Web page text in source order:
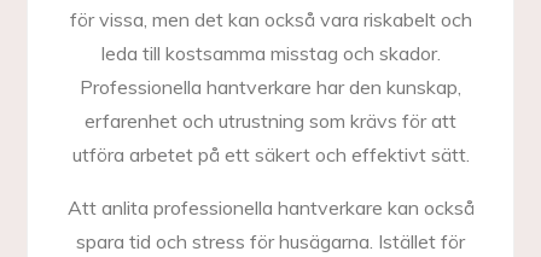
för vissa, men det kan också vara riskabelt och
leda till kostsamma misstag och skador.
Professionella hantverkare har den kunskap,
erfarenhet och utrustning som krävs för att
utföra arbetet på ett säkert och effektivt sätt.
Att anlita professionella hantverkare kan också
spara tid och stress för husägarna. Istället för